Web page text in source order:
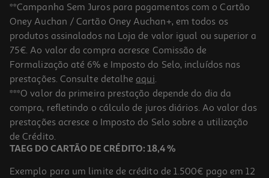
Lençol Individual Branco Actuel Poliester Reciclado 240x280cm
8.99 €/un
8,99 €
**Campanha Sem Juros para pagamentos com o Cartão
Oney Auchan / Cartão Oney Auchan+, em todos os
produtos assinalados na Loja de valor igual ou superior a
75€. Ao valor da compra acresce Comissão de
Formalização até 6% e Imposto do Selo, incluídos nas
prestações. Consulte detalhe aqui.
***O valor da primeira prestação depende do dia da
compra, refletindo o cálculo de juros diários. Ao valor das
prestações acresce o Imposto do Selo sobre a utilização
de Crédito.
TAEG DO CARTÃO DE CRÉDITO: 18,4 %
Exemplo para um limite de crédito de 1.500€ pago em 12